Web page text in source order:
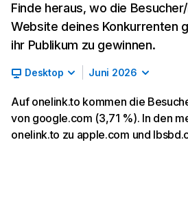
Finde heraus, wo die
Website deines Konkurrenten
ihr Publikum zu gewinnen.
Desktop Juni 2026
Auf onelink.to kommen die
von google.com (3,71 %). In den
onelink.to zu apple.com und